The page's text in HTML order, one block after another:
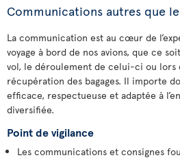
Communications autres que
La communication est au cœur de
voyage à bord de nos avions, que ce
vol, le déroulement de celui-ci ou lors
récupération des bagages. Il importe
efficace, respectueuse et adaptée à
diversifiée.
Point de vigilance
Les communications et consignes